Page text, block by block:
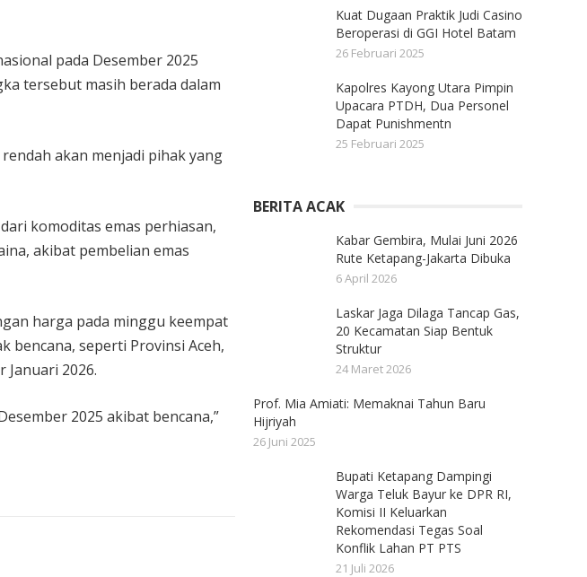
pada Desember 2025
tersebut masih berada dalam
akan menjadi pihak yang
komoditas emas perhiasan,
akibat pembelian emas
harga pada minggu keempat
bencana, seperti Provinsi Aceh,
2026.
2025 akibat bencana,”
Kuat Dugaan Praktik Judi Casino
Beroperasi di GGI Hotel Batam
26 Februari 2025
Kapolres Kayong Utara Pimpin
Upacara PTDH, Dua Personel
Dapat Punishmentn
25 Februari 2025
BERITA ACAK
Kabar Gembira, Mulai Juni 2026
Rute Ketapang-Jakarta Dibuka
6 April 2026
Laskar Jaga Dilaga Tancap Gas,
20 Kecamatan Siap Bentuk
Struktur
24 Maret 2026
Prof. Mia Amiati: Memaknai Tahun Baru
Hijriyah
26 Juni 2025
Bupati Ketapang Dampingi
Warga Teluk Bayur ke DPR RI,
Komisi II Keluarkan
Rekomendasi Tegas Soal
Konflik Lahan PT PTS
21 Juli 2026